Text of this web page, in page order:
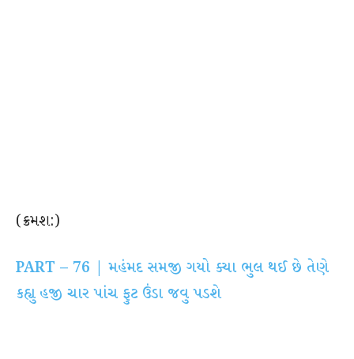
(ક્રમશ:)
PART – 76 | મહંમદ સમજી ગયો ક્યા ભુલ થઈ છે તેણે
કહ્યુ હજી ચાર પાંચ ફુટ ઉંડા જવુ પડશે